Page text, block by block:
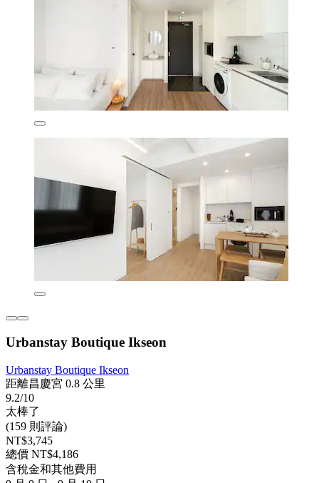
Urbanstay Boutique Ikseon
Urbanstay Boutique Ikseon
距離昌慶宮 0.8 公里
9.2/10
太棒了
(159 則評論)
NT$3,745
總價 NT$4,186
含稅金和其他費用